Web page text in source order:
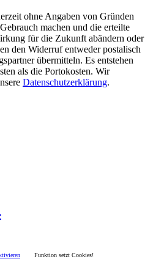
ohne Angaben von Gründen
machen und die erteilte
für die Zukunft abändern oder
den Widerruf entweder postalisch
übermitteln. Es entstehen
als die Portokosten. Wir
Datenschutzerklärung.
Funktion setzt Cookies!